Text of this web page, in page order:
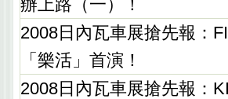
辦上路（一）！
2008日內瓦車展搶先報：
「樂活」首演！
2008日內瓦車展搶先報：